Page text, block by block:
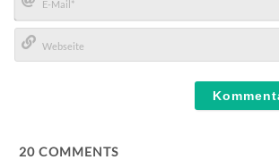
E-
Mail*
20 COMMENTS